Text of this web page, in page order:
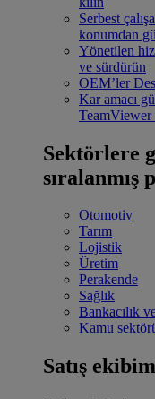
Serbest
konumdan
Yönetilen
ve sürdürün
OEM’ler
Kar amacı
Sektörlere
sıralanmış
Otomotiv
Tarım
Lojistik
Üretim
Perakende
Sağlık
Bankacılık
Kamu
Satış